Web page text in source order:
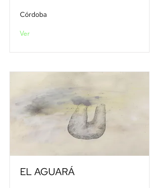
Córdoba
Ver
EL AGUARÁ